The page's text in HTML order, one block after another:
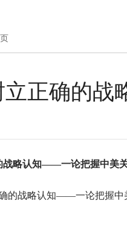
正确的战
战略认知——一论把握中美
的战略认知——一论把握中